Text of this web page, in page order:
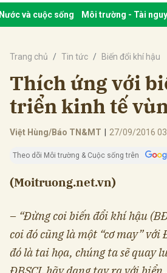
Nước và cuộc sống Môi trường - Tài
Trang chủ Tin tức Biến đổi khí hậu
Thích ứng với
triển kinh tế
Việt Hùng/Báo TN&MT 27/09/2016
Theo dõi Môi trường & Cuộc sống trên
(Moitruong.net.vn)
– “Đừng coi biến đổi khí hậu
coi đó cũng là một “cơ may” với
đó là tai họa, chúng ta sẽ quay